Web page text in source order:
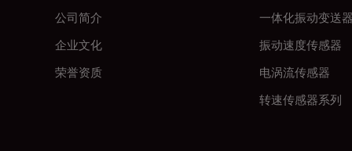
公司简介
企业文化
荣誉资质
一体化振动变送
振动速度传感器
电涡流传感器
转速传感器系列